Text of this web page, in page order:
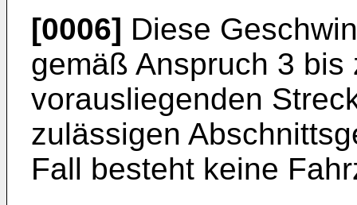
[0006] Diese
gemäß Anspruch 3
vorausliegenden
zulässigen
Fall besteht keine